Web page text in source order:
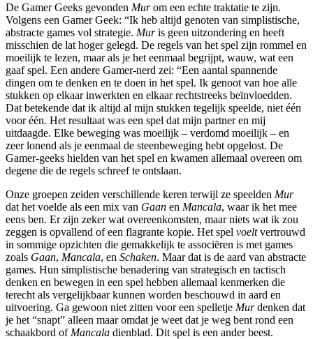
De Gamer Geeks gevonden Murom een ​​echte traktatie te zijn.
Volgens een Gamer Geek: “Ik heb altijd genoten van simplistische,
abstracte games vol strategie. Muris geen uitzondering en heeft
misschien de lat hoger gelegd. De regels van het spel zijn rommel en
moeilijk te lezen, maar als je het eenmaal begrijpt, wauw, wat een
gaaf spel. Een andere Gamer-nerd zei: “Een aantal spannende
dingen om te denken en te doen in het spel. Ik genoot van hoe alle
stukken op elkaar inwerkten en elkaar rechtstreeks beïnvloedden.
Dat betekende dat ik altijd al mijn stukken tegelijk speelde, niet één
voor één. Het resultaat was een spel dat mijn partner en mij
uitdaagde. Elke beweging was moeilijk – verdomd moeilijk – en
zeer lonend als je eenmaal de steenbeweging hebt opgelost. De
Gamer-geeks hielden van het spel en kwamen allemaal overeen om
degene die de regels schreef te ontslaan.
Onze groepen zeiden verschillende keren terwijl ze speelden Mur
dat het voelde als een mix van Gaan en Mancala, waar ik het mee
eens ben. Er zijn zeker wat overeenkomsten, maar niets wat ik zou
zeggen is opvallend of een flagrante kopie. Het spel voeltvertrouwd
in sommige opzichten die gemakkelijk te associëren is met games
zoals Gaan, Mancala, en Schaken. Maar dat is de aard van abstracte
games. Hun simplistische benadering van strategisch en tactisch
denken en bewegen in een spel hebben allemaal kenmerken die
terecht als vergelijkbaar kunnen worden beschouwd in aard en
uitvoering. Ga gewoon niet zitten voor een spelletje Murdenken dat
je het “snapt” alleen maar omdat je weet dat je weg bent rond een
schaakbord of Mancala dienblad. Dit spel is een ander beest.